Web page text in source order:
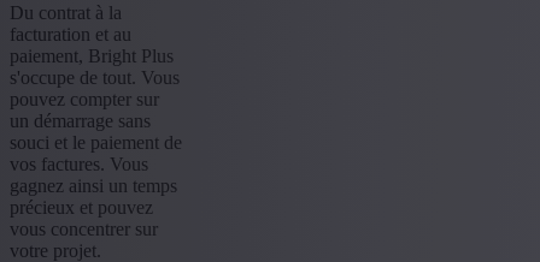
Du contrat à la
facturation et au
paiement, Bright Plus
s'occupe de tout. Vous
pouvez compter sur
un démarrage sans
souci et le paiement de
vos factures. Vous
gagnez ainsi un temps
précieux et pouvez
vous concentrer sur
votre projet.